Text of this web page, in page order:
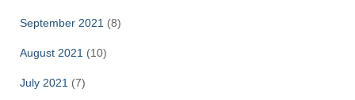
September 2021 (8)
August 2021 (10)
July 2021 (7)